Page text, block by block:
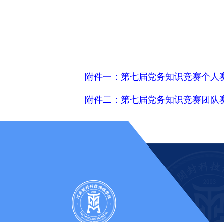
附件一：第七届党务知识竞赛个人
附件二：第七届党务知识竞赛团队